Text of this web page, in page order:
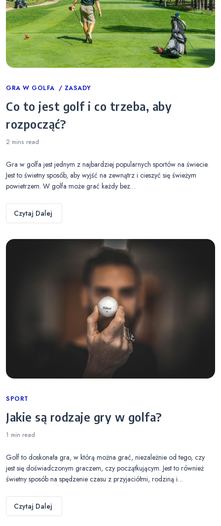
Categories
GRA W GOLFA ZASADY
Co to jest golf i co trzeba, aby
rozpocząć?
2 mins read
Gra w golfa jest jednym z najbardziej popularnych sportów na świecie.
Jest to świetny sposób, aby wyjść na zewnątrz i cieszyć się świeżym
powietrzem. W golfa może grać każdy bez…
Czytaj Dalej
Categories
SPORT
Jakie są rodzaje gry w golfa?
1 min read
Golf to doskonała gra, w którą można grać, niezależnie od tego, czy
jest się doświadczonym graczem, czy początkującym. Jest to również
świetny sposób na spędzenie czasu z przyjaciółmi, rodziną i…
Czytaj Dalej